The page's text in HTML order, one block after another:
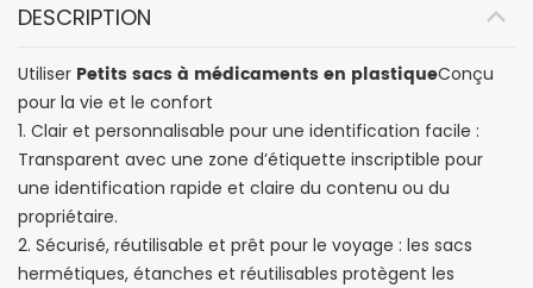
DESCRIPTION
Utiliser Petits sacs à médicaments en plastiqueConçu
pour la vie et le confort
1. Clair et personnalisable pour une identification facile :
Transparent avec une zone d’étiquette inscriptible pour
une identification rapide et claire du contenu ou du
propriétaire.
2. Sécurisé, réutilisable et prêt pour le voyage : les sacs
hermétiques, étanches et réutilisables protègent les